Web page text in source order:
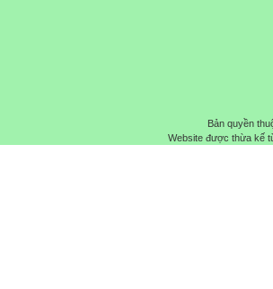
Bản quyền
Website được thừa kế